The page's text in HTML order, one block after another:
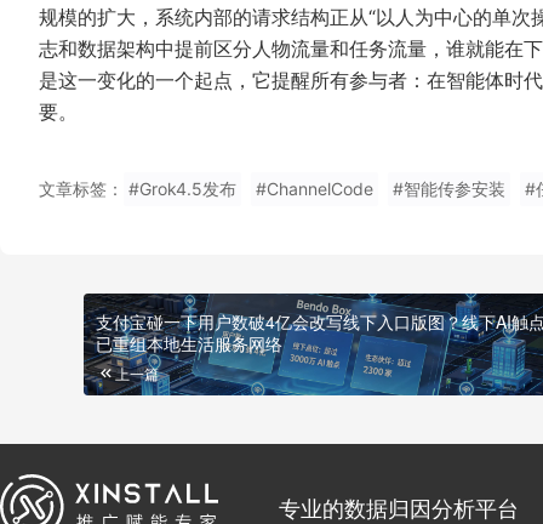
规模的扩大，系统内部的请求结构正从“以人为中心的单
志和数据架构中提前区分人物流量和任务流量，谁就能在
是这一变化的一个起点，它提醒所有参与者：在智能体时
要。
文章标签： #Grok4.5发布 #ChannelCode #智能传参安装 #
支付宝碰一下用户数破4亿会改写线下入口版图？线下AI触
已重组本地生活服务网络
上一篇
专业的数据归因分析平台